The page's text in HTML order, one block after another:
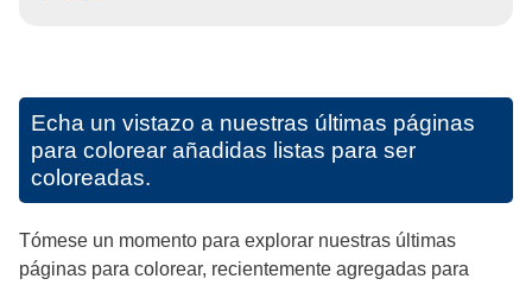
Echa un vistazo a nuestras últimas páginas
para colorear añadidas listas para ser
coloreadas.
Tómese un momento para explorar nuestras últimas
páginas para colorear, recientemente agregadas para